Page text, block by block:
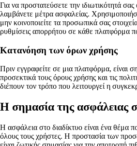
Για να προστατεύσετε την ιδιωτικότητά
λαμβάνετε μέτρα ασφαλείας.
μην κοινοποιείτε τα προσωπικά σας
ρυθμίσεις απορρήτου σε κάθε πλατφόρμα
Κατανόηση των όρων χρήσης
Πριν εγγραφείτε σε μια πλατφόρμα, είναι
προσεκτικά τους όρους χρήσης και τις
διέπουν τον τρόπο που λειτουργεί η
Η σημασία της ασφάλειας
Η ασφάλεια στο διαδίκτυο είναι ένα θέμα
όλους τους χρήστες. Η προστασία των